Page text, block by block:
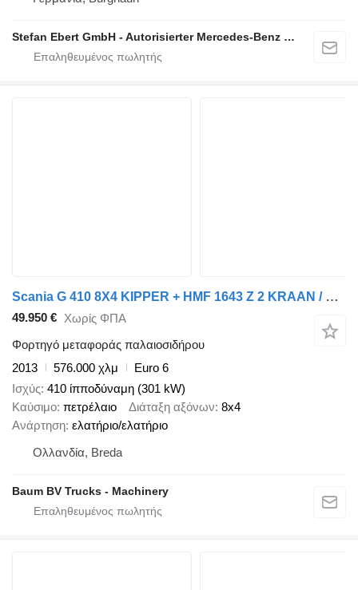
Stefan Ebert GmbH - Autorisierter Mercedes-Benz Servicepartner
Scania G 410 8X4 KIPPER + HMF 1643 Z 2 KRAAN / HOLLAND TRUCK / PERFECT
49.950 € Χωρίς ΦΠΑ
Φορτηγό μεταφοράς παλαιοσιδήρου
2013
576.000 χλμ
Euro 6
Ισχύς 410 ίπποδύναμη (301 kW)
Καύσιμο πετρέλαιο Διάταξη αξόνων 8x4
Ανάρτηση ελατήριο/ελατήριο
Ολλανδία, Breda
Baum BV Trucks - Machinery